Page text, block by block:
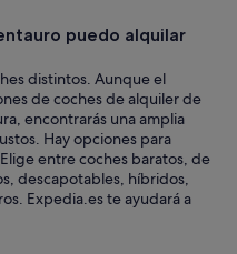
puedo alquilar
distintos. Aunque el
de coches de alquiler de
encontrarás una amplia
Hay opciones para
entre coches baratos, de
descapotables, híbridos,
Expedia.es te ayudará a